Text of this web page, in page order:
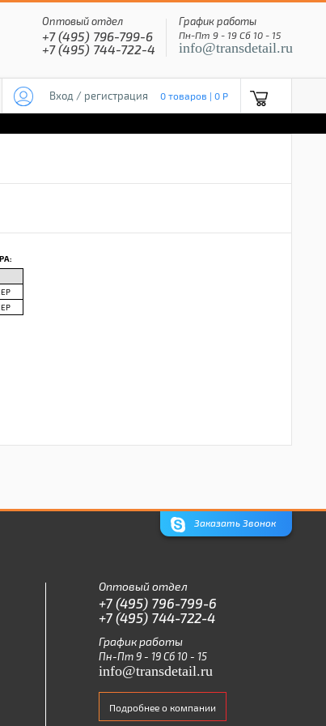
Оптовый отдел
+7 (495) 796-799-6
+7 (495) 744-722-4
График работы
Пн-Пт 9 - 19 Сб 10 - 15
info@transdetail.ru
Вход / регистрация 0 товаров | 0 P
Заказать Звонок
Оптовый отдел
+7 (495) 796-799-6
+7 (495) 744-722-4
График работы
Пн-Пт 9 - 19 Сб 10 - 15
info@transdetail.ru
Подробнее о компании